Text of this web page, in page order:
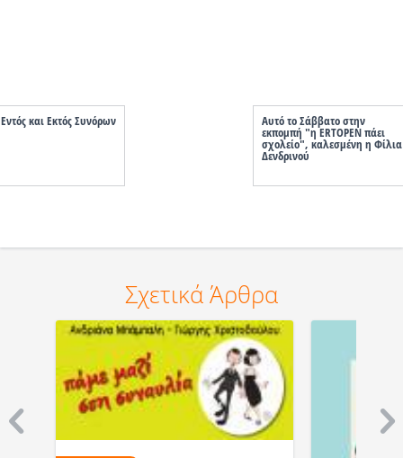
Εντός και Εκτός Συνόρων Αυτό το Σάββατο στην
εκπομπή "η ERTOPEN πάει
σχολείο", καλεσμένη η Φίλια
Δενδρινού
Σχετικά Άρθρα